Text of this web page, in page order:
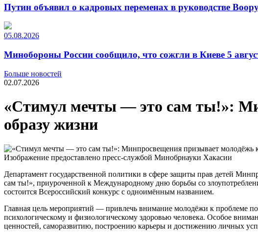
Путин объявил о кадровых переменах в руководстве
05.08.2026
Минобороны России сообщило, что сожгли в Киеве 5
Больше новостей
02.07.2026
«Стимул мечты — это сам ты!»:
образу жизни
Изображение предоставлено пресс-службой Минобрнауки Хакасии
Департамент государственной политики в сфере защиты прав детей
сам ты!», приуроченной к Международному дню борьбы со
состоится Всероссийский конкурс с одноимённым названием.
Главная цель мероприятий — привлечь внимание молодёжи к проблеме
психологическому и физиологическому здоровью человека. Особое
ценностей, саморазвитию, построению карьеры и достижению личных